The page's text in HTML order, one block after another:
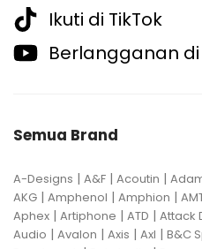
Ikuti di TikTok
Berlangganan di
Semua Brand
A-Designs | A&F | Acoutin |
AKG | Amphenol | Amphion |
Aphex | Artiphone | ATD | Attack
Audio | Avalon | Axis | Axl | B&C